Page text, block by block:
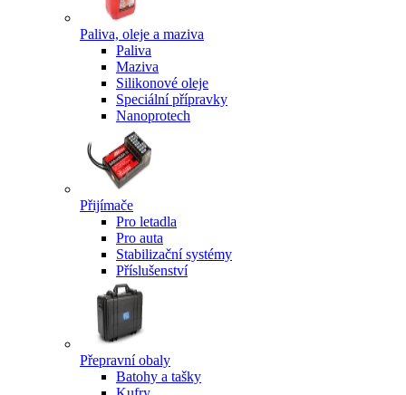
Paliva, oleje a maziva
Paliva
Maziva
Silikonové oleje
Speciální přípravky
Nanoprotech
Přijímače
Pro letadla
Pro auta
Stabilizační systémy
Příslušenství
Přepravní obaly
Batohy a tašky